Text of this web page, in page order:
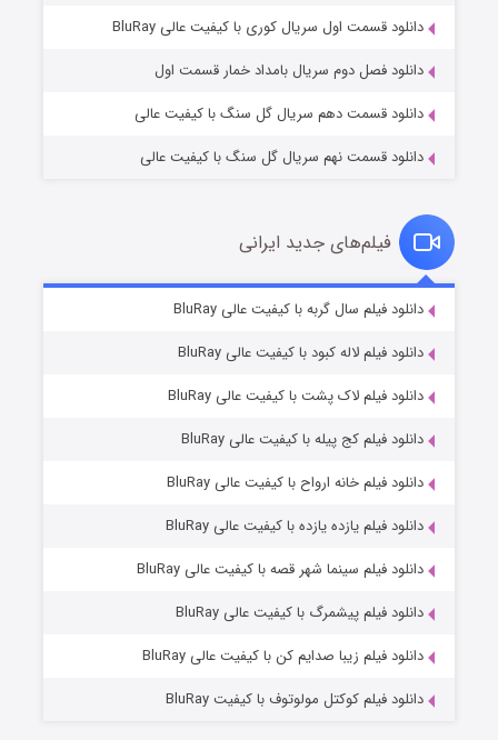
قسمت۱ (زیرنویس) منتشر شد
قسمت۶ (زیرنویس) منتشر شد
دانلود قسمت اول سریال کوری با کیفیت عالی BluRay
دانلود فصل دوم سریال بامداد خمار قسمت اول
دانلود قسمت دهم سریال گل سنگ با کیفیت عالی
دانلود قسمت نهم سریال گل سنگ با کیفیت عالی
فیلم‌های جدید ایرانی
دانلود فیلم سال گربه با کیفیت عالی BluRay
دانلود فیلم لاله کبود با کیفیت عالی BluRay
دانلود فیلم لاک پشت با کیفیت عالی BluRay
دانلود فیلم کج‌ پیله با کیفیت عالی BluRay
دانلود فیلم خانه ارواح با کیفیت عالی BluRay
دانلود فیلم یازده یازده با کیفیت عالی BluRay
دانلود فیلم سینما شهر قصه با کیفیت عالی BluRay
دانلود فیلم پیشمرگ با کیفیت عالی BluRay
دانلود فیلم زیبا صدایم کن با کیفیت عالی BluRay
دانلود فیلم کوکتل مولوتوف با کیفیت BluRay